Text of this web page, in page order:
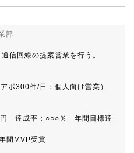
部
信回線の提案営業を行う。
ポ300件/日：個人向け営業）
円 達成率：○○○％ 年間目標達
間MVP受賞